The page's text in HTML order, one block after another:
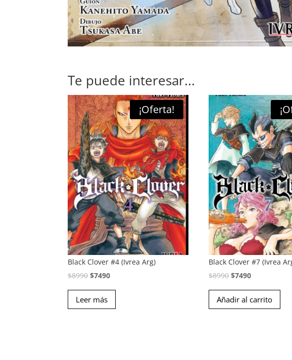
Te puede interesar...
¡Oferta!
Black Clover #4 (Ivrea Arg)
$8990El
precio
original
$7490El
precio
Leer más
Black Clover #7 (Ivrea
$8990El
precio
original
$7490El
precio
actual
Añadir al carrito